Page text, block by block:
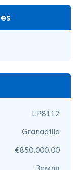
LP8112
Granadilla
€850,000.00